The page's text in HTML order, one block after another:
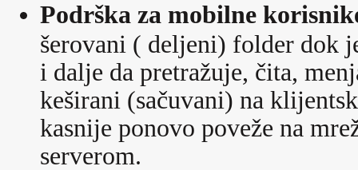
Podrška za mobilne
šerovani ( deljeni) folder dok
i dalje da pretražuje, čita,
keširani (sačuvani) na
kasnije ponovo poveže na
serverom.